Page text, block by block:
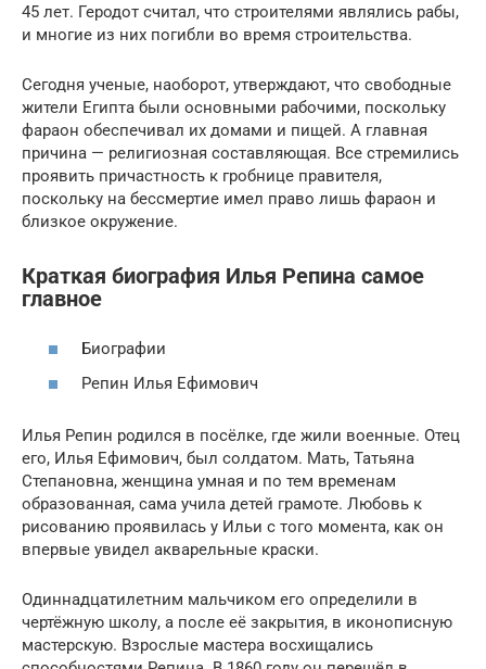
45 лет. Геродот считал, что строителями являлись рабы,
и многие из них погибли во время строительства.
Сегодня ученые, наоборот, утверждают, что свободные
жители Египта были основными рабочими, поскольку
фараон обеспечивал их домами и пищей. А главная
причина — религиозная составляющая. Все стремились
проявить причастность к гробнице правителя,
поскольку на бессмертие имел право лишь фараон и
близкое окружение.
Краткая биография Илья Репина самое
главное
Биографии
Репин Илья Ефимович
Илья Репин родился в посёлке, где жили военные. Отец
его, Илья Ефимович, был солдатом. Мать, Татьяна
Степановна, женщина умная и по тем временам
образованная, сама учила детей грамоте. Любовь к
рисованию проявилась у Ильи с того момента, как он
впервые увидел акварельные краски.
Одиннадцатилетним мальчиком его определили в
чертёжную школу, а после её закрытия, в иконописную
мастерскую. Взрослые мастера восхищались